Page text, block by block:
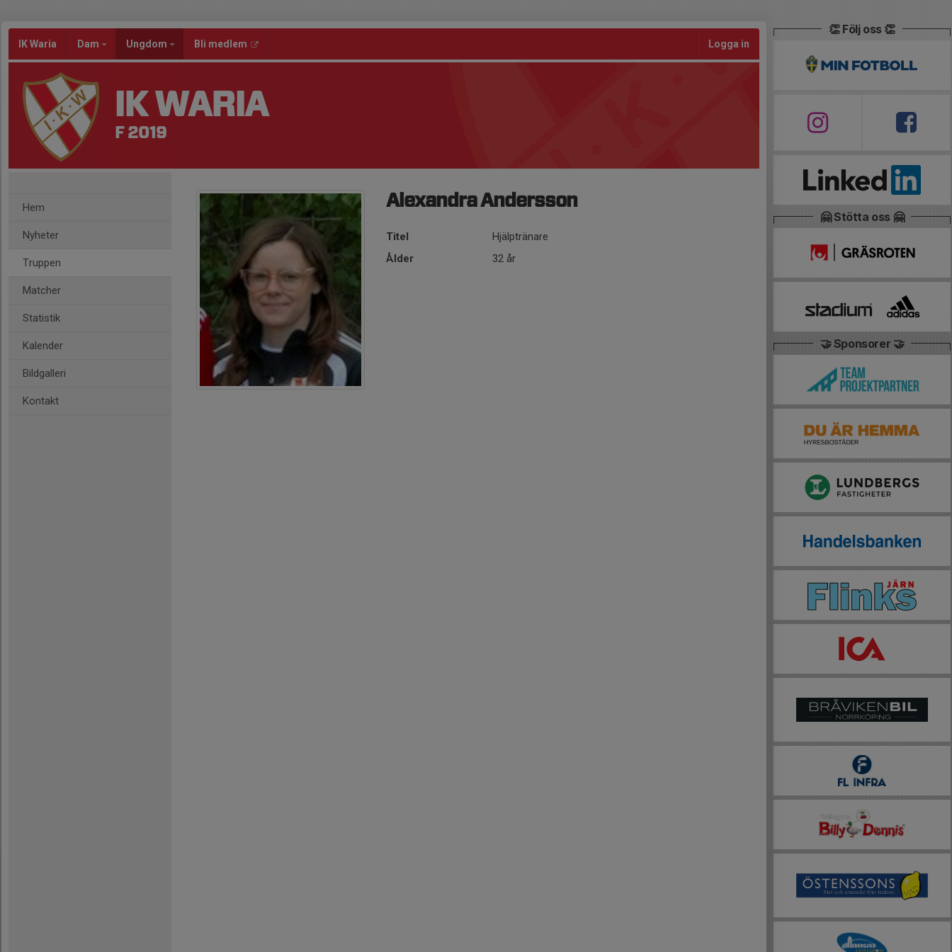
IK Waria Dam Ungdom Bli medlem Logga in
IK WARIA
F 2019
Hem
Nyheter
Truppen
Matcher
Statistik
Kalender
Bildgalleri
Kontakt
Alexandra Andersson
Titel
Hjälptränare
Ålder
32 år
👏 Följ oss 👏
🤗 Stötta oss 🤗
🤝 Sponsorer 🤝